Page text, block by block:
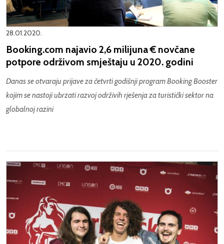
28.01.2020.
Booking.com najavio 2,6 milijuna € novčane
potpore održivom smještaju u 2020. godini
Danas se otvaraju prijave za četvrti godišnji program Booking Booster
kojim se nastoji ubrzati razvoj održivih rješenja za turistički sektor na
globalnoj razini